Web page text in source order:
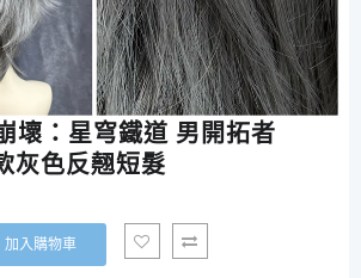
壞：星穹鐵道 男開拓者
灰色反翹短髮
加入購物車